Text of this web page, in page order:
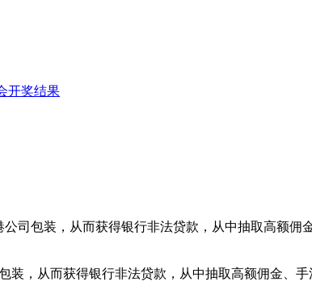
开奖结果
包装，从而获得银行非法贷款，从中抽取高额佣
从而获得银行非法贷款，从中抽取高额佣金、